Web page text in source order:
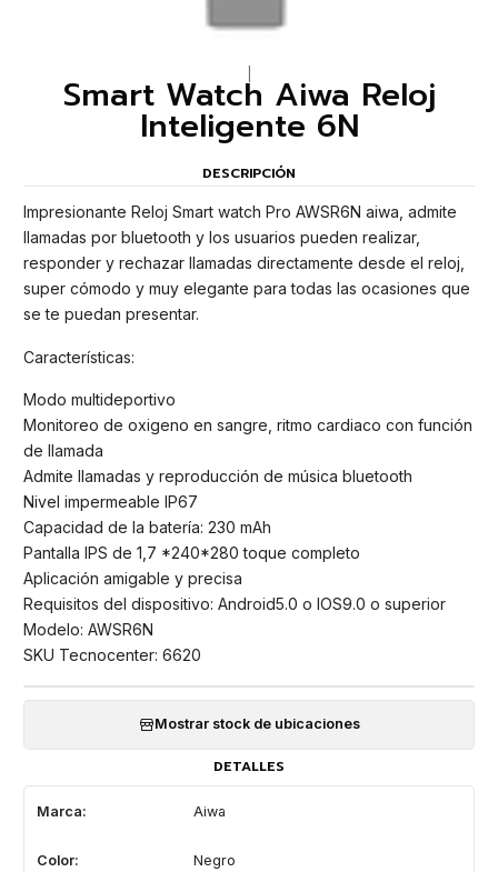
Smart Watch Aiwa Reloj
Inteligente 6N
DESCRIPCIÓN
Impresionante Reloj Smart watch Pro AWSR6N aiwa, admite
llamadas por bluetooth y los usuarios pueden realizar,
responder y rechazar llamadas directamente desde el reloj,
super cómodo y muy elegante para todas las ocasiones que
se te puedan presentar.
Características:
Modo multideportivo
Monitoreo de oxigeno en sangre, ritmo cardiaco con función
de llamada
Admite llamadas y reproducción de música bluetooth
Nivel impermeable IP67
Capacidad de la batería: 230 mAh
Pantalla IPS de 1,7 *240*280 toque completo
Aplicación amigable y precisa
Requisitos del dispositivo: Android5.0 o IOS9.0 o superior
Modelo: AWSR6N
SKU Tecnocenter: 6620
Mostrar stock de ubicaciones
DETALLES
Marca: Aiwa
Color: Negro